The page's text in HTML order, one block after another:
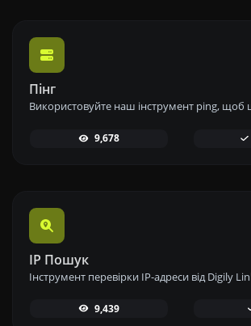
Пінг
9,678
IP Пошук
9,439